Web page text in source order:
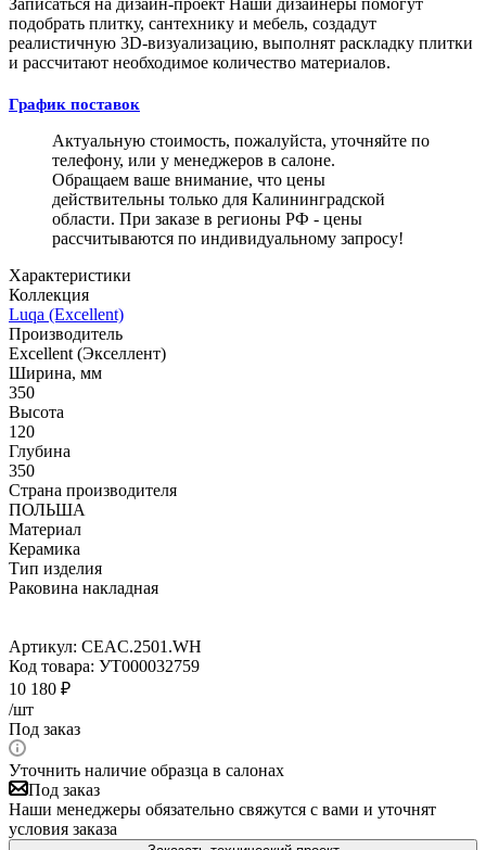
подобрать плитку, сантехнику и мебель, создадут
реалистичную 3D-визуализацию, выполнят раскладку плитки
и рассчитают необходимое количество материалов.
График поставок
Актуальную стоимость, пожалуйста, уточняйте по
телефону, или у менеджеров в салоне.
Обращаем ваше внимание, что цены
действительны только для Калининградской
области. При заказе в регионы РФ - цены
рассчитываются по индивидуальному запросу!
Характеристики
Коллекция
Luqa (Excellent)
Производитель
Excellent (Экселлент)
Ширина, мм
350
Высота
120
Глубина
350
Страна производителя
ПОЛЬША
Материал
Керамика
Тип изделия
Раковина накладная
Артикул: CEAC.2501.WH
Код товара: УТ000032759
10 180 ₽
/шт
Под заказ
Уточнить наличие образца в салонах
Под заказ
Наши менеджеры обязательно свяжутся с вами и уточнят
условия заказа